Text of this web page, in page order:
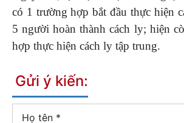
có 1 trường hợp bắt đầu thực hiện
5 người hoàn thành cách ly; hiện
hợp thực hiện cách ly tập trung.
Gửi ý kiến:
Họ tên *